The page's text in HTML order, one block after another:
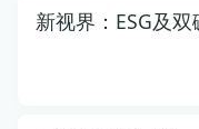
新视界：ESG及